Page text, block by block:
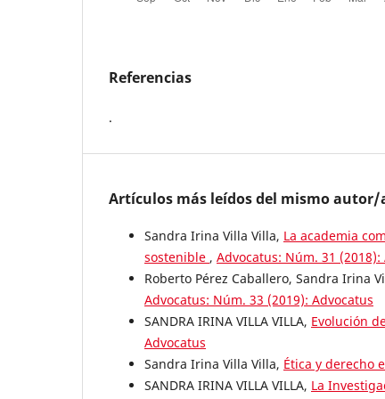
Referencias
.
Artículos más leídos del mismo autor/
Sandra Irina Villa Villa, La academia
sostenible , Advocatus: Núm. 31 (2018):
Roberto Pérez Caballero, Sandra Irina
Advocatus: Núm. 33 (2019): Advocatus
SANDRA IRINA VILLA VILLA, Evolución
Advocatus
Sandra Irina Villa Villa, Ética y derecho
SANDRA IRINA VILLA VILLA, La